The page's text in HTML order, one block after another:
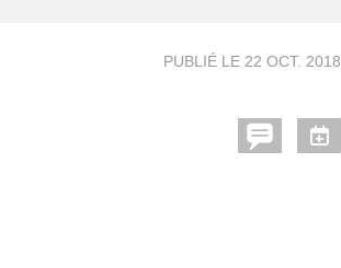
PUBLIÉ LE 22 OCT. 2018